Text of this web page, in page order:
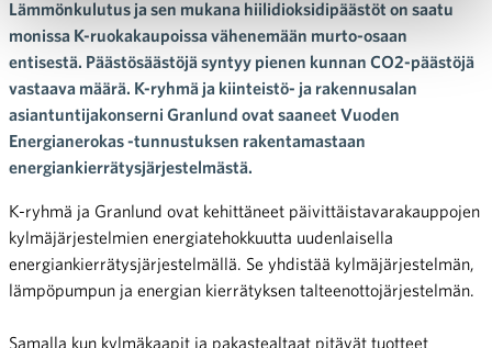
Lämmönkulutus ja sen mukana hiilidioksidipäästöt on saatu
monissa K-ruokakaupoissa vähenemään murto-osaan
entisestä. Päästösäästöjä syntyy pienen kunnan CO2-päästöjä
vastaava määrä. K-ryhmä ja kiinteistö- ja rakennusalan
asiantuntijakonserni Granlund ovat saaneet Vuoden
Energianerokas -tunnustuksen rakentamastaan
energiankierrätysjärjestelmästä.
K-ryhmä ja Granlund ovat kehittäneet päivittäistavarakauppojen
kylmäjärjestelmien energiatehokkuutta uudenlaisella
energiankierrätysjärjestelmällä. Se yhdistää kylmäjärjestelmän,
lämpöpumpun ja energian kierrätyksen talteenottojärjestelmän.
Samalla kun kylmäkaapit ja pakastealtaat pitävät tuotteet